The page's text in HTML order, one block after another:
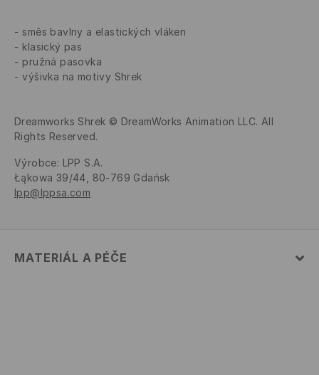
směs bavlny a elastických vláken
klasický pas
pružná pasovka
výšivka na motivy Shrek
Dreamworks Shrek © DreamWorks Animation LLC. All
Rights Reserved.
Výrobce: LPP S.A.
Łąkowa 39/44, 80-769 Gdańsk
lpp@lppsa.com
MATERIÁL A PÉČE